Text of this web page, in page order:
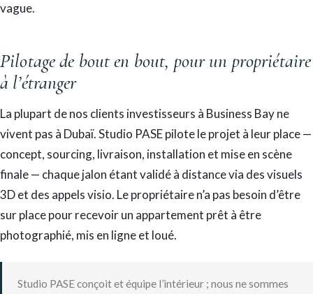
vague.
Pilotage de bout en bout, pour un propriétaire
à l’étranger
La plupart de nos clients investisseurs à Business Bay ne
vivent pas à Dubaï. Studio PASE pilote le projet à leur place —
concept, sourcing, livraison, installation et mise en scène
finale — chaque jalon étant validé à distance via des visuels
3D et des appels visio. Le propriétaire n’a pas besoin d’être
sur place pour recevoir un appartement prêt à être
photographié, mis en ligne et loué.
Studio PASE conçoit et équipe l’intérieur ; nous ne sommes